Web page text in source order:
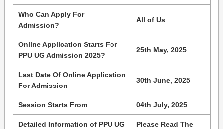
Who Can Apply For
Admission?
All of Us
Online Application Starts For
PPU UG Admission 2025?
25th May, 2025
Last Date Of Online Application
For Admission
30th June, 2025
Session Starts From 04th July, 2025
Detailed Information of PPU UG
Please Read The